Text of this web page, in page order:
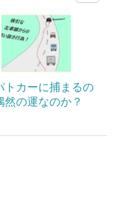
トカーに捕まるの
然の運なのか？